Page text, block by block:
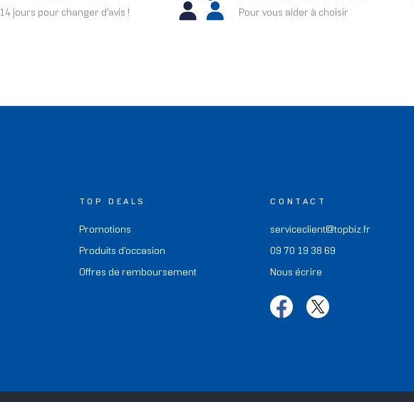
14 jours pour changer d'avis ! Pour vous aider à choisir
TOP DEALS
Promotions
Produits d'occasion
Offres de remboursement
CONTACT
serviceclient@topbiz.fr
09 70 19 38 69
Nous écrire